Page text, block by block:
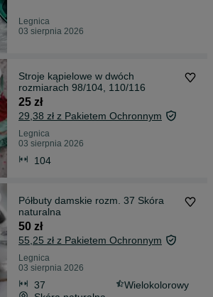
Legnica
03 sierpnia 2026
Stroje kąpielowe w dwóch
rozmiarach 98/104, 110/116
25 zł
29,38 zł z Pakietem Ochronnym
Legnica
03 sierpnia 2026
104
Półbuty damskie rozm. 37 Skóra
naturalna
50 zł
55,25 zł z Pakietem Ochronnym
Legnica
03 sierpnia 2026
37
Wielokolorowy